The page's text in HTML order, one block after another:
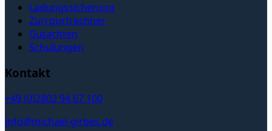
Ladungssicherung
Zurrgurtrechner
Gutachten
Schulungen
Kontakt
+49 (0)2802 94 67 100
info@michael-girbes.de